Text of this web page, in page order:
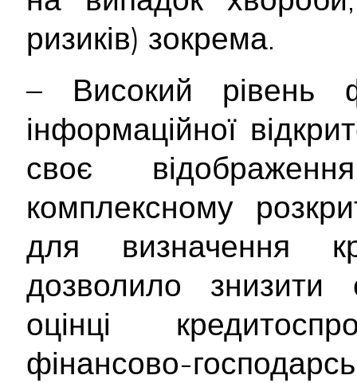
ризиків) зокрема.
– Високий рівень
інформаційної
своє
комплексному
для визначення
дозволило знизити
оцінці
фінансово-